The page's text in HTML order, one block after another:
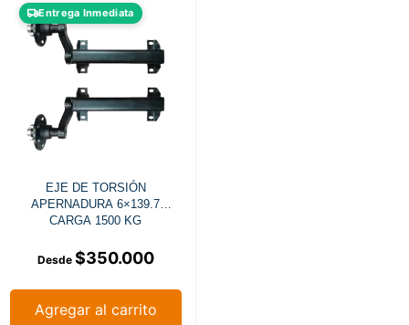
Entrega Inmediata
EJE DE TORSIÓN
APERNADURA 6×139.7
CARGA 1500 KG
$350.000
Agregar al carrito